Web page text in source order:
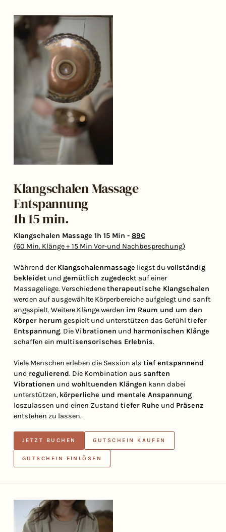
Klangschalen Massage
Entspannung
1h 15 min.
Klangschalen Massage 1h 15 Min - 89€
(60 Min. Klänge + 15 Min Vor-und Nachbesprechung)
Während derKlangschalenmassage liegst du vollständig
bekleidetund gemütlich zugedecktauf einer
Massageliege. Verschiedenetherapeutische Klangschalen
werden auf ausgewählte Körperbereiche aufgelegt und sanft
angespielt. Weitere Klänge werden im Raum und um den
Körper herum gespielt und unterstützen das Gefühl tiefer
Entspannung. DieVibrationen und harmonischen Klänge
schaffen ein multisensorisches Erlebnis.
Viele Menschen erleben die Session als tief entspannend
und regulierend. Die Kombination aus sanften
Vibrationen und wohltuenden Klängen kann dabei
unterstützen, körperliche und mentale Anspannung
loszulassen und einen Zustand tiefer Ruhe und Präsenz
entstehen zu lassen.
JETZT BUCHEN GUTSCHEIN KAUFEN
GUTSCHEIN EINLÖSEN